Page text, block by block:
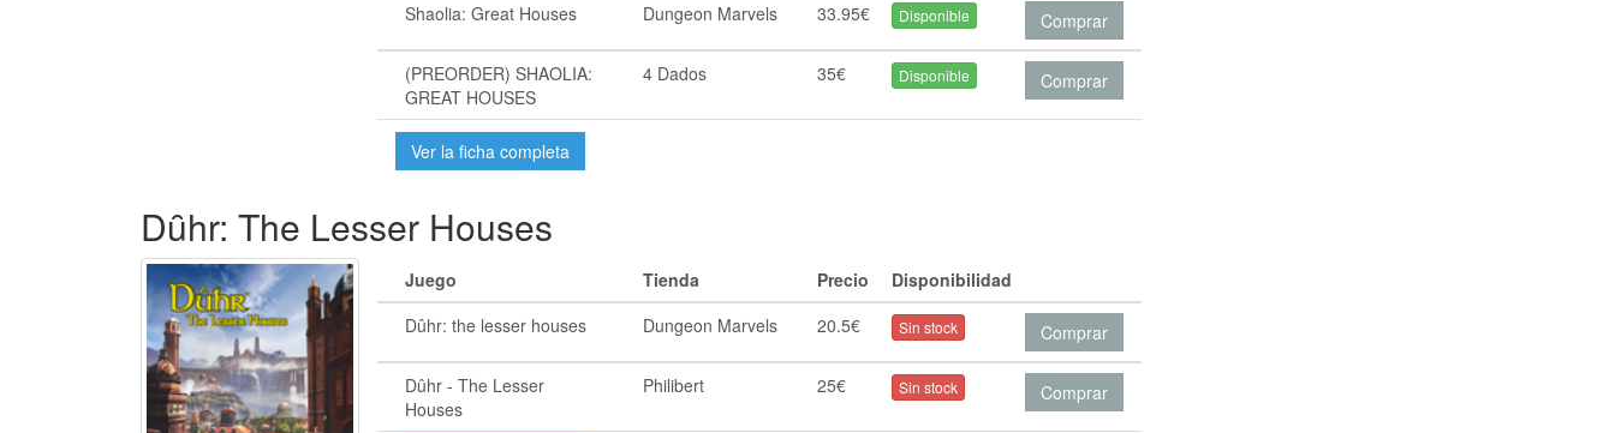
Shaolia: Great Houses Dungeon Marvels 33.95€ Disponible Comprar
(PREORDER) SHAOLIA:
GREAT HOUSES
4 Dados 35€ Disponible Comprar
Ver la ficha completa
Dȗhr: The Lesser Houses
Juego Tienda Precio
Disponibilidad
Dûhr: the lesser houses
Dungeon Marvels 20.5€ Sin stock Comprar
Dûhr - The Lesser
Houses
Philibert 25€ Sin stock Comprar